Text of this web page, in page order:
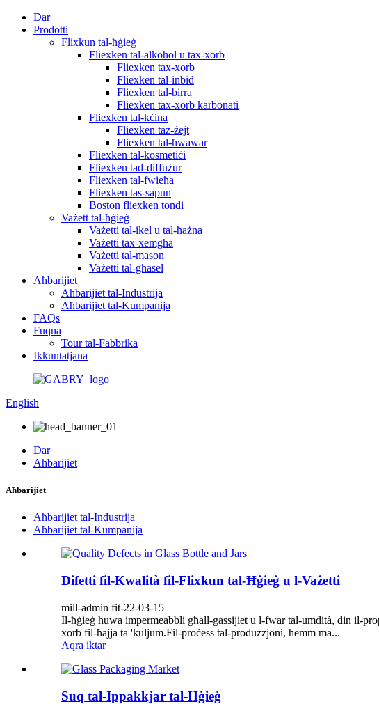
Dar
Prodotti
Flixkun tal-ħġieġ
Fliexken tal-alkoħol u tax-xorb
Fliexken tax-xorb
Fliexken tal-inbid
Fliexken tal-birra
Fliexken tax-xorb karbonati
Fliexken tal-kċina
Fliexken taż-żejt
Fliexken tal-ħwawar
Fliexken tal-kosmetiċi
Fliexken tad-diffużur
Fliexken tal-fwieħa
Fliexken tas-sapun
Boston fliexken tondi
Vażett tal-ħġieġ
Vażetti tal-ikel u tal-ħażna
Vażetti tax-xemgħa
Vażetti tal-mason
Vażetti tal-għasel
Aħbarijiet
Aħbarijiet tal-Industrija
Aħbarijiet tal-Kumpanija
FAQs
Fuqna
Tour tal-Fabbrika
Ikkuntatjana
English
Dar
Aħbarijiet
Aħbarijiet
Aħbarijiet tal-Industrija
Aħbarijiet tal-Kumpanija
Difetti fil-Kwalità fil-Flixkun tal-Ħġieġ u l-Vażetti
mill-admin fit-22-03-15
Il-ħġieġ huwa impermeabbli għall-gassijiet u l-fwar tal-umdità, din il-
xorb fil-ħajja ta 'kuljum.Fil-proċess tal-produzzjoni, hemm ma...
Aqra iktar
Suq tal-Ippakkjar tal-Ħġieġ